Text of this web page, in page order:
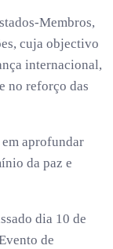
Membros,
cuja objectivo
internacional,
no reforço das
aprofundar
da paz e
dia 10 de
de